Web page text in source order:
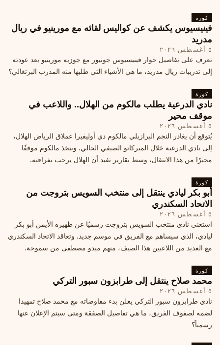
كورة
فينيسيوس يكشف عن كواليس لقائه مع مورينيو في ريال
مدريد
٥ أغسطس ٢٠٢٦
تعرف على تفاصيل حوار فينيسيوس جونيور مع جوزيه مورينيو بعد عودته
إلى تدريبات ريال مدريد، ما هي الأشياء التي طلبها منه المدرب البرتغالي؟
كورة
نادي الدرعية يطلب مالكوم من الهلال.. واللاعب في
موقف محير
٥ أغسطس ٢٠٢٦
يُتوقع أن يغادر النجم البرازيلي مالكوم دي أوليفيرا عملاق الرياض الهلال،
إلى نادي الدرعية خلال الميركاتو الصيفي الحالي. ويتخذ مالكوم موقفًا
محيرًا من هذا الانتقال، وسط تقارير تفيد أن الهلال يرحب بفراقته.
كورة
أبو بكر ليادي ينتقل إلى منتخب السويس بتروجت من
الاتحاد السكندري
٥ أغسطس ٢٠٢٦
استغنى نادي منتخب السويس بتروجت رسميًا عن ظهيره الأيمن أبو بكر
ليادي، الذي سيساهم مع الفريق في موسم جديد. وتعاقد الاتحاد السكندري
مع العديد من اللاعبين هذا الصيف، منهم ميدو مصطفى من سموحة.
كورة
محمد صلاح ينتقل إلى طرابزون سبور التركي
٥ أغسطس ٢٠٢٦
نادي طرابزون سبور التركي يعلن بدء مفاوضاته مع محمد صلاح تمهيدا
لضمه لصفوف الفريق، ما هي تفاصيل الصفقة ومتى سيتم الإعلان عنها
رسمياً؟